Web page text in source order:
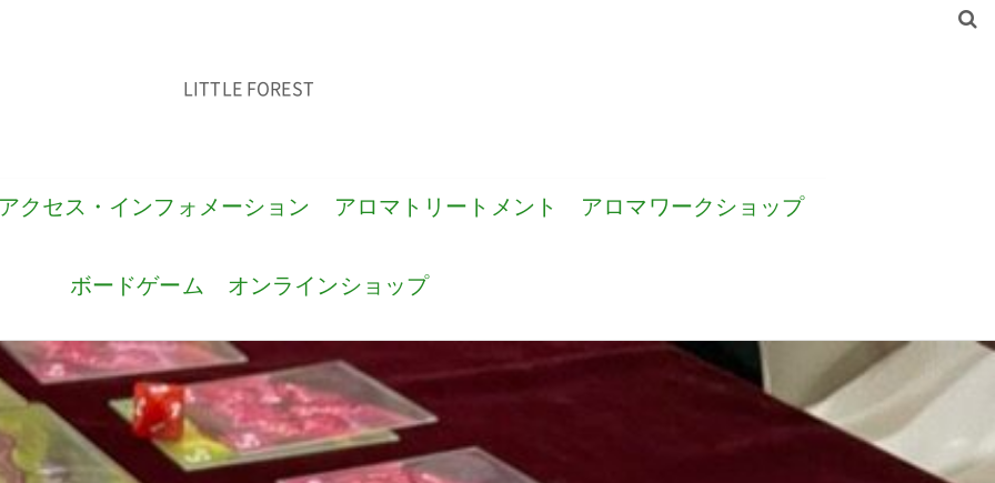
LITTLE FOREST
クセス・インフォメーション アロマトリートメント アロマワークショップ
ボードゲーム オンラインショップ